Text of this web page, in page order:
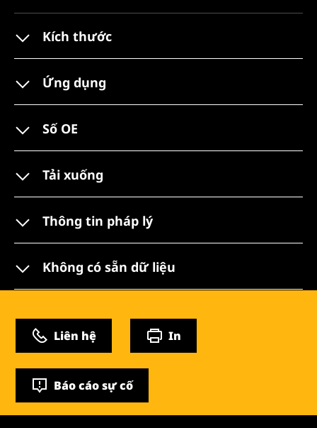
Kích thước
Ứng dụng
Số OE
Tải xuống
Thông tin pháp lý
Không có sẵn dữ liệu
Liên hệ In
Báo cáo sự cố